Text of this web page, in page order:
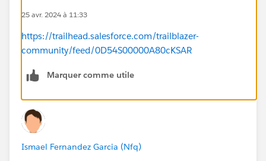
25 avr. 2024 à 11:33
https://trailhead.salesforce.com/trailblazer-
community/feed/0D54S00000A80cKSAR
Marquer comme utile
Ismael Fernandez Garcia (Nfq)